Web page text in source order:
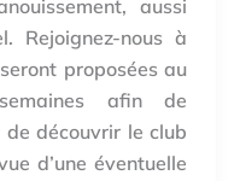
aussi
Rejoignez-nous à
proposées au
afin de
découvrir le club
d’une éventuelle